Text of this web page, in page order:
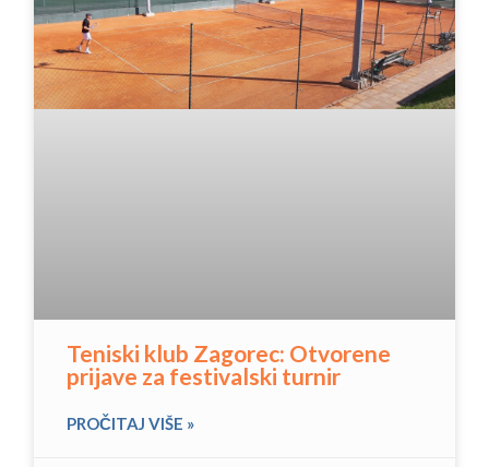
Teniski klub Zagorec: Otvorene
prijave za festivalski turnir
PROČITAJ VIŠE »